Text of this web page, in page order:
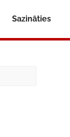
Sazināties